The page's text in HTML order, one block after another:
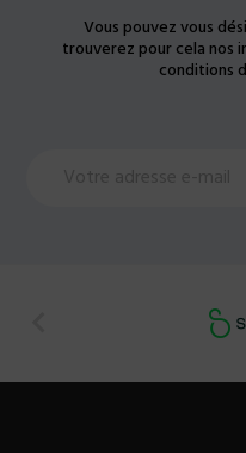
Vous pouvez vous
trouverez pour cela nos
conditions